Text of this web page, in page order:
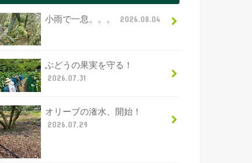
小雨で一息。。。 2026.08.04
ぶどうの果実を守る！
2026.07.31
オリーブの潅水、開始！
2026.07.29